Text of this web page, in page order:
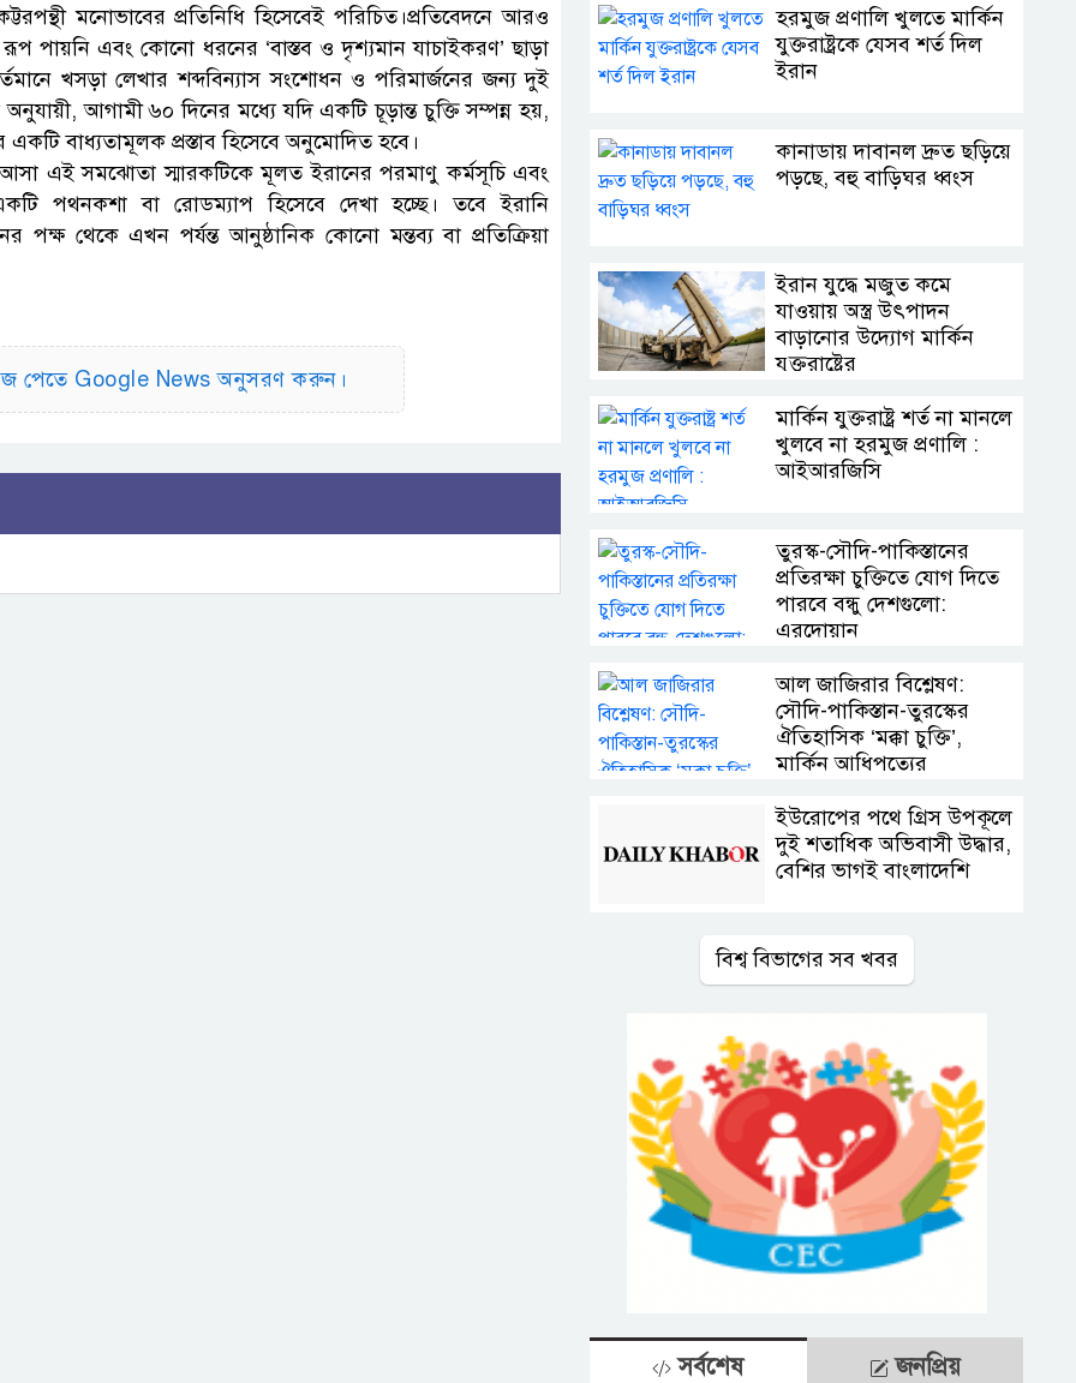
মনোভাবের প্রতিনিধি হিসেবেই পরিচিত।প্রতিবেদনে আরও
পায়নি এবং কোনো ধরনের ‘বাস্তব ও দৃশ্যমান যাচাইকরণ’ ছাড়া
খসড়া লেখার শব্দবিন্যাস সংশোধন ও পরিমার্জনের জন্য দুই
আগামী ৬০ দিনের মধ্যে যদি একটি চূড়ান্ত চুক্তি সম্পন্ন হয়,
বাধ্যতামূলক প্রস্তাব হিসেবে অনুমোদিত হবে।
এই সমঝোতা স্মারকটিকে মূলত ইরানের পরমাণু কর্মসূচি এবং
পথনকশা বা রোডম্যাপ হিসেবে দেখা হচ্ছে। তবে ইরানি
পক্ষ থেকে এখন পর্যন্ত আনুষ্ঠানিক কোনো মন্তব্য বা প্রতিক্রিয়া
পেতে Google News অনুসরণ করুন।
হরমুজ প্রণালি খুলতে মার্কিন
যুক্তরাষ্ট্রকে যেসব শর্ত দিল
ইরান
কানাডায় দাবানল দ্রুত ছড়িয়ে
পড়ছে, বহু বাড়িঘর ধ্বংস
ইরান যুদ্ধে মজুত কমে
যাওয়ায় অস্ত্র উৎপাদন
বাড়ানোর উদ্যোগ মার্কিন
যুক্তরাষ্ট্রের
মার্কিন যুক্তরাষ্ট্র শর্ত না মানলে
খুলবে না হরমুজ প্রণালি :
আইআরজিসি
তুরস্ক-সৌদি-পাকিস্তানের
প্রতিরক্ষা চুক্তিতে যোগ দিতে
পারবে বন্ধু দেশগুলো:
এরদোয়ান
আল জাজিরার বিশ্লেষণ:
সৌদি-পাকিস্তান-তুরস্কের
ঐতিহাসিক ‘মক্কা চুক্তি’,
মার্কিন আধিপত্যের
ইউরোপের পথে গ্রিস উপকূলে
দুই শতাধিক অভিবাসী উদ্ধার,
বেশির ভাগই বাংলাদেশি
বিশ্ব বিভাগের সব খবর
সর্বশেষ জনপ্রিয়